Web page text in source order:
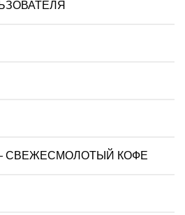
— СВЕЖЕСМОЛОТЫЙ КОФЕ